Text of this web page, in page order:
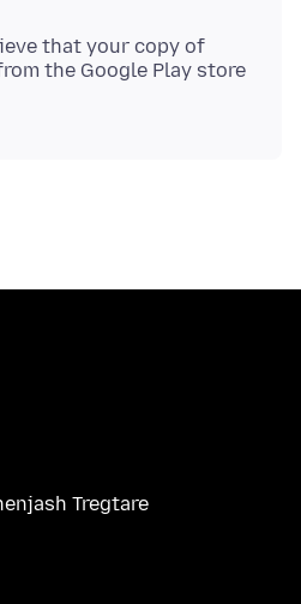
that your copy of
the Google Play store
Tregtare